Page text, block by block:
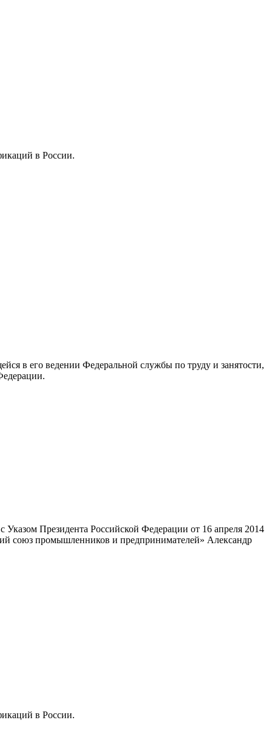
в России.
в его ведении Федеральной службы по труду и занятости,
Президента Российской Федерации от 16 апреля 2014
союз промышленников и предпринимателей» Александр
в России.